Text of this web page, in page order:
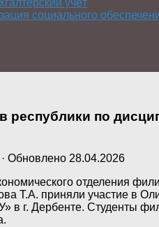
учёт
социального
республики по
· Обновлено 28.04.2026
отделения
Т.А. приняли участие в
в г. Дербенте. Студенты